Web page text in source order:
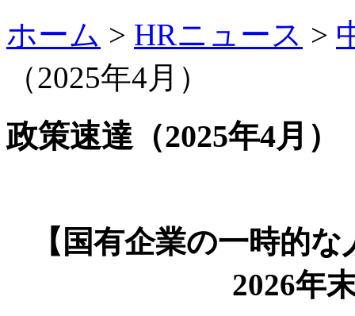
ホーム > HRニュース >
（2025年4月）
政策速達（2025年4月）
【国有企業の一時的
2026年